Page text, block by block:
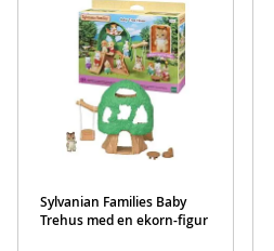
Sylvanian Families Baby
Trehus med en ekorn-figur